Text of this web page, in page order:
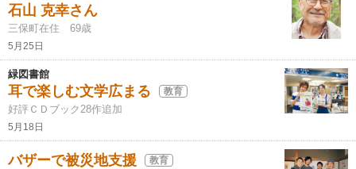
石山 克幸さん
三保町在住 69歳
5月25日
緑図書館
耳で楽しむ文学広まる 教育
好評ＣＤブック28作追加
5月18日
バザーで被災地支援 教育